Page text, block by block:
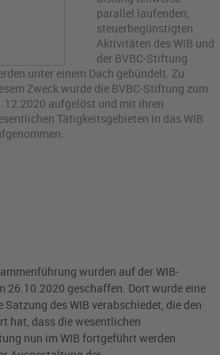
parallel laufenden,
steuerbegünstigten
Aktivitäten des WIB und
der BVBC-Stiftung
unter einem Dach gebündelt. Zu
Zweck wurde die BVBC-Stiftung zum
aufgelöst und mit ihren
Tätigkeitsgebieten in das WIB
wurden auf der WIB-
26.10.2020 geschaffen. Dort wurde eine
des WIB verabschiedet, die den
hat, dass die wesentlichen
nun im WIB fortgeführt werden